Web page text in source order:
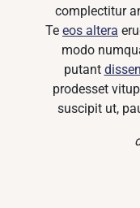
complectitur
Te eos altera
modo
putant
prodesset
suscipit ut,